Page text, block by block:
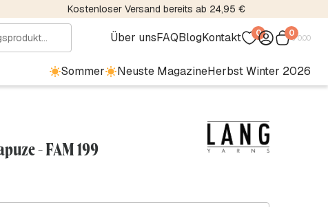
Kostenloser Versand bereits ab 24,95 €
Über unsFAQBlogKontakt 0 0€0.00
Sommer Neuste MagazineHerbst Winter 2026
- FAM 199